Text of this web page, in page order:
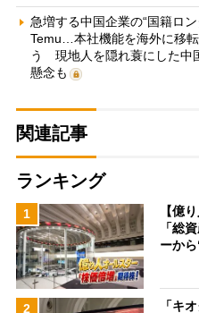
急増する中国企業の“国籍ロ
Temu…本社機能を海外に移
う 現地人を隠れ蓑にした中
懸念も
関連記事
ランキング
1
【億
「総
ーか
2 「キ